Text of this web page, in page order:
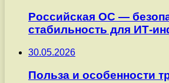
Российская ОС —
стабильность для ИТ-
30.05.2026
Польза и особенности